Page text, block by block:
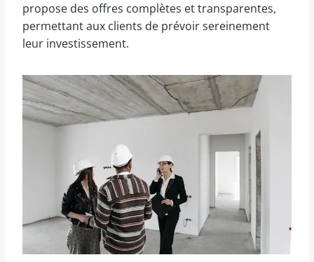
propose des offres complètes et transparentes,
permettant aux clients de prévoir sereinement
leur investissement.